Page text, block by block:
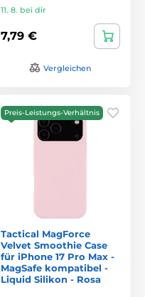
11. 8. bei dir
7,79 €
Vergleichen
Preis-Leistungs-Verhältnis
Tactical MagForce
Velvet Smoothie Case
für iPhone 17 Pro Max -
MagSafe kompatibel -
Liquid Silikon - Rosa